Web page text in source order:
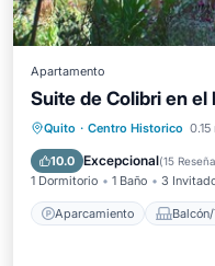
Apartamento
Suite de Colibri en el
Quito · Centro Historico
10.0 Excepcional(15
1 Dormitorio 1 Baño 3
Aparcamiento
Aparcamiento
Cocina